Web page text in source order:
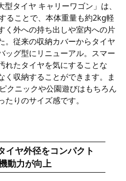
タイヤ キャリーワゴン」は、
ることで、本体重量も約2kg軽
く外への持ち出しや室内への片
。従来の収納カバーからタイヤ
ッグ型にリニューアル。スマー
れたタイヤを気にすることな
く収納することができます。ま
クニックや公園遊びはもちろん
りのサイズ感です。
イヤ外径をコンパクト
動力が向上